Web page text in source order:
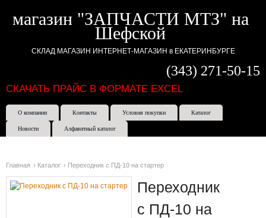
магазин "ЗАПЧАСТИ МТЗ" на
Шефской
СКЛАД МАГАЗИН ИНТЕРНЕТ-МАГАЗИН в ЕКАТЕРИНБУРГЕ
(343) 271-50-15
СКАЧАТЬ ПРАЙС В ФОРМАТЕ EXCEL
О компании Контакты Условия покупки Каталог
Новости Алфавитный каталог
Главная › Каталог › Переходник с ПД-10 на стартер
Переходник
с ПД-10 на